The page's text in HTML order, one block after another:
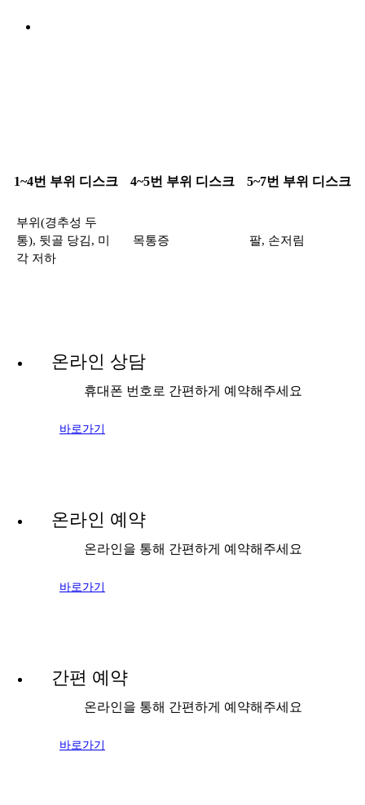
1~4번 부위 디스크 4~5번 부위 디스크 5~7번 부위 디스크
부위(경추성 두
통), 뒷골 당김, 미
각 저하
목통증 팔, 손저림
온라인 상담
휴대폰 번호로 간편하게 예약해주세요
바로가기
온라인 예약
온라인을 통해 간편하게 예약해주세요
바로가기
간편 예약
온라인을 통해 간편하게 예약해주세요
바로가기